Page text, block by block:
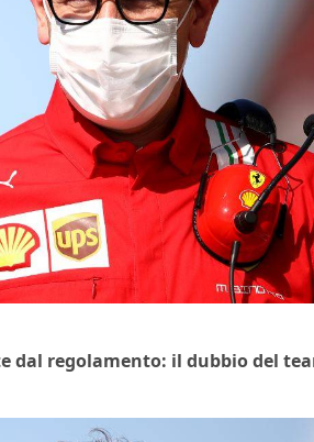
dal regolamento: il dubbio del